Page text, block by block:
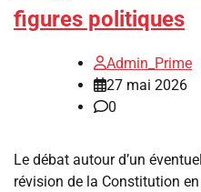
figures politiques
Admin_Prime
27 mai 2026
0
Le débat autour d’un
révision de la Constitution